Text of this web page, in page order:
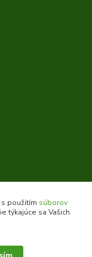
použitím súborov
týkajúce sa Vašich